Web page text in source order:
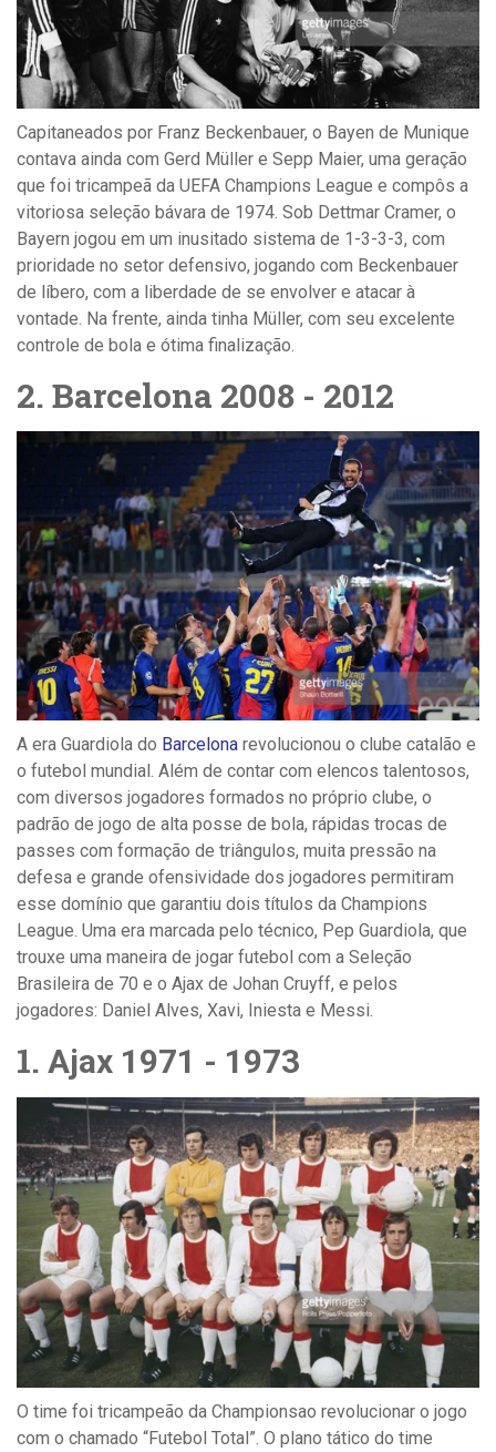
Capitaneados por Franz Beckenbauer, o Bayen de Munique
contava ainda com Gerd Müller e Sepp Maier, uma geração
que foi tricampeã da UEFA Champions League e compôs a
vitoriosa seleção bávara de 1974. Sob Dettmar Cramer, o
Bayern jogou em um inusitado sistema de 1-3-3-3, com
prioridade no setor defensivo, jogando com Beckenbauer
de líbero, com a liberdade de se envolver e atacar à
vontade. Na frente, ainda tinha Müller, com seu excelente
controle de bola e ótima finalização.
2. Barcelona 2008 - 2012
A era Guardiola do Barcelona revolucionou o clube catalão e
o futebol mundial. Além de contar com elencos talentosos,
com diversos jogadores formados no próprio clube, o
padrão de jogo de alta posse de bola, rápidas trocas de
passes com formação de triângulos, muita pressão na
defesa e grande ofensividade dos jogadores permitiram
esse domínio que garantiu dois títulos da Champions
League. Uma era marcada pelo técnico, Pep Guardiola, que
trouxe uma maneira de jogar futebol com a Seleção
Brasileira de 70 e o Ajax de Johan Cruyff, e pelos
jogadores: Daniel Alves, Xavi, Iniesta e Messi.
1. Ajax 1971 - 1973
O time foi tricampeão da Championsao revolucionar o jogo
com o chamado “Futebol Total”. O plano tático do time